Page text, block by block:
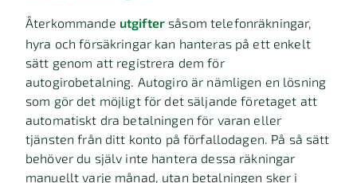
Återkommande utgifter såsom telefonräkningar,
hyra och försäkringar kan hanteras på ett enkelt
sätt genom att registrera dem för
autogirobetalning. Autogiro är nämligen en lösning
som gör det möjligt för det säljande företaget att
automatiskt dra betalningen för varan eller
tjänsten från ditt konto på förfallodagen. På så sätt
behöver du själv inte hantera dessa räkningar
manuellt varje månad, utan betalningen sker i